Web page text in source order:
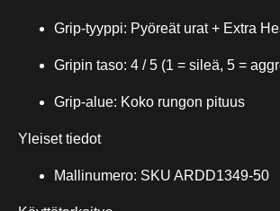
Grip-tyyppi: Pyöreät urat + Extra
Gripin taso: 4 / 5 (1 = sileä, 5 =
Grip-alue: Koko rungon pituus
Yleiset tiedot
Mallinumero: SKU ARDD1349-50